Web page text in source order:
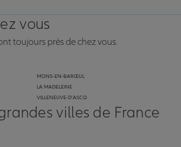
vous
toujours près de chez vous.
MONS-EN-BARŒUL
LA MADELEINE
VILLENEUVE-D'ASCQ
villes de France